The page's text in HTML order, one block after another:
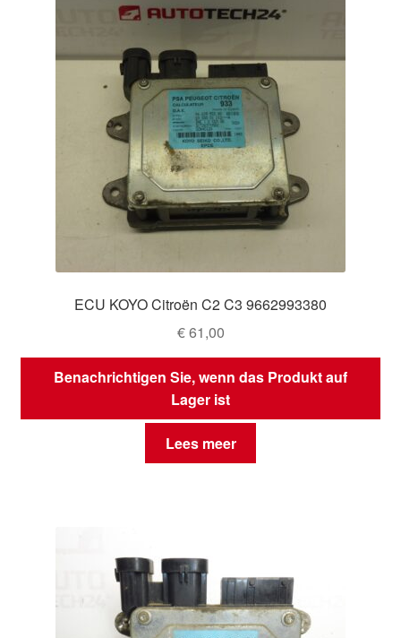
ECU KOYO Citroën C2 C3 9662993380
€61,00
Benachrichtigen Sie, wenn das Produkt auf
Lager ist
Lees meer